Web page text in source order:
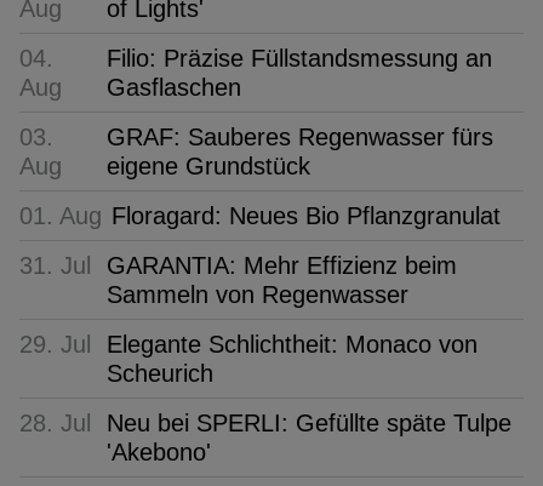
Aug
of Lights'
04.
Aug
Filio: Präzise Füllstandsmessung an
Gasflaschen
03.
Aug
GRAF: Sauberes Regenwasser fürs
eigene Grundstück
01. Aug Floragard: Neues Bio Pflanzgranulat
31. Jul
GARANTIA: Mehr Effizienz beim
Sammeln von Regenwasser
29. Jul
Elegante Schlichtheit: Monaco von
Scheurich
28. Jul
Neu bei SPERLI: Gefüllte späte Tulpe
'Akebono'